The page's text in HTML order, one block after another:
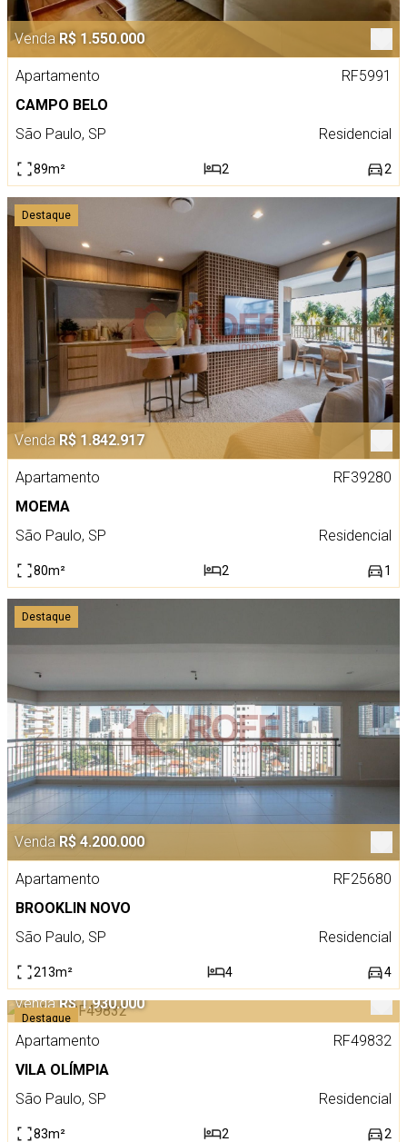
Venda R$ 1.550.000
Apartamento
RF5991
CAMPO BELO
São Paulo, SP
Residencial
89m² 2 2
Destaque
Venda R$ 1.842.917
Apartamento
RF39280
MOEMA
São Paulo, SP
Residencial
80m² 2 1
Destaque
Venda R$ 4.200.000
Apartamento
RF25680
BROOKLIN NOVO
São Paulo, SP
Residencial
213m² 4 4
Destaque
Venda R$ 1.930.000
Apartamento
RF49832
VILA OLÍMPIA
São Paulo, SP
Residencial
83m² 2 2